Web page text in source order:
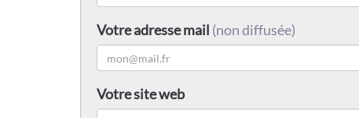
Votre adresse mail (non diffusée)
Votre site web